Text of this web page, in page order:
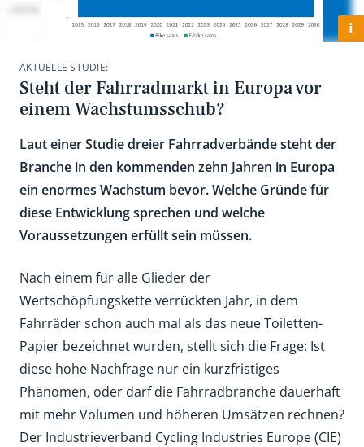
i
AKTUELLE STUDIE:
Steht der Fahrradmarkt in Europa vor
einem Wachstumsschub?
Laut einer Studie dreier Fahrradverbände steht der
Branche in den kommenden zehn Jahren in Europa
ein enormes Wachstum bevor. Welche Gründe für
diese Entwicklung sprechen und welche
Voraussetzungen erfüllt sein müssen.
Nach einem für alle Glieder der
Wertschöpfungskette verrückten Jahr, in dem
Fahrräder schon auch mal als das neue Toiletten-
Papier bezeichnet wurden, stellt sich die Frage: Ist
diese hohe Nachfrage nur ein kurzfristiges
Phänomen, oder darf die Fahrradbranche dauerhaft
mit mehr Volumen und höheren Umsätzen rechnen?
Der Industrieverband Cycling Industries Europe (CIE)